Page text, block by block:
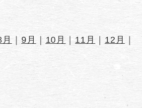
｜ 9月 ｜ 10月 ｜ 11月 ｜ 12月
｜